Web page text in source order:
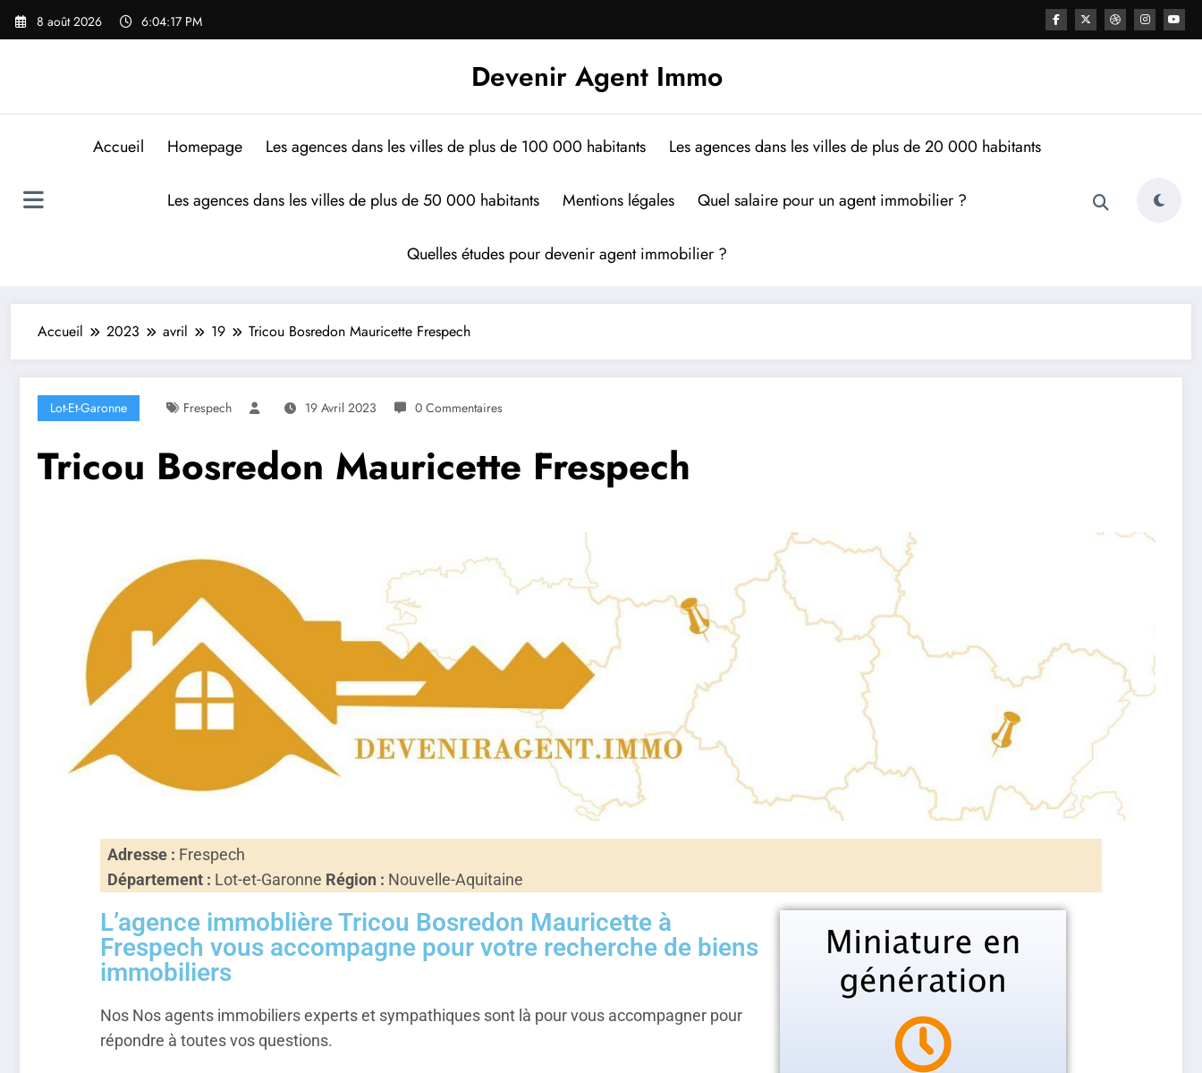
8 août 2026 6:04:18 PM
Devenir Agent Immo
Accueil Homepage Les agences dans les villes de plus de 100 000 habitants Les agences dans les villes de plus de 20 000 habitants
Les agences dans les villes de plus de 50 000 habitants Mentions légales Quel salaire pour un agent immobilier ?
Quelles études pour devenir agent immobilier ?
Accueil 2023 avril 19 Tricou Bosredon Mauricette Frespech
Lot-Et-Garonne Frespech 19 Avril 2023 0 Commentaires
Tricou Bosredon Mauricette Frespech
Adresse : Frespech
Département : Lot-et-Garonne Région : Nouvelle-Aquitaine
L’agence immoblière Tricou Bosredon Mauricette à
Frespech vous accompagne pour votre recherche de biens
immobiliers
Nos Nos agents immobiliers experts et sympathiques sont là pour vous accompagner pour
répondre à toutes vos questions.